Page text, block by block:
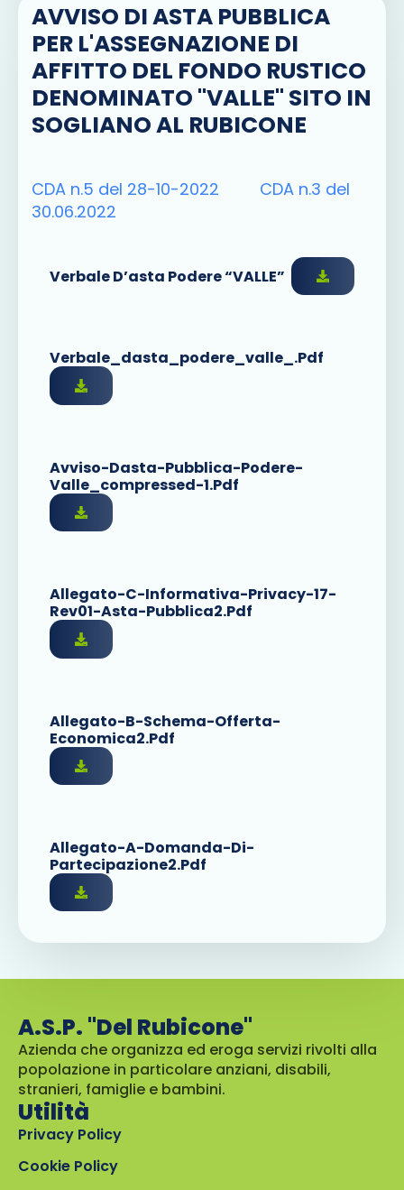
AVVISO DI ASTA PUBBLICA
PER L'ASSEGNAZIONE DI
AFFITTO DEL FONDO RUSTICO
DENOMINATO "VALLE" SITO IN
SOGLIANO AL RUBICONE
CDA n.5 del 28-10-2022 CDA n.3 del
30.06.2022
Verbale D’asta Podere “VALLE”
Verbale_dasta_podere_valle_.pdf
Avviso-Dasta-Pubblica-Podere-
Valle_compressed-1.pdf
Allegato-C-Informativa-Privacy-17-
Rev01-Asta-Pubblica2.pdf
Allegato-B-Schema-Offerta-
Economica2.pdf
Allegato-A-Domanda-Di-
Partecipazione2.pdf
A.S.P. "Del Rubicone"
Azienda che organizza ed eroga servizi rivolti alla
popolazione in particolare anziani, disabili,
stranieri, famiglie e bambini.
Utilità
Privacy Policy
Cookie Policy